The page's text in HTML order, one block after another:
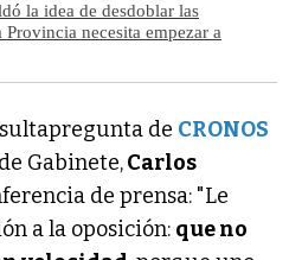
la idea de desdoblar las
Provincia necesita empezar a
de CRONOS
Gabinete,Carlos
de prensa: "Le
a la oposición: que no